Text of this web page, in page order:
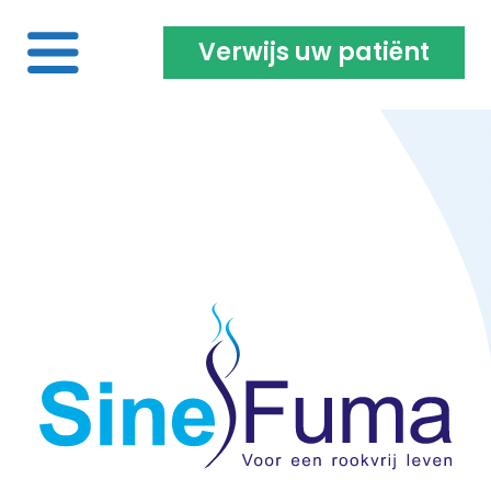
Projecten | Onderzoeken
Opleiding & vacatures
Verwijs uw patiënt